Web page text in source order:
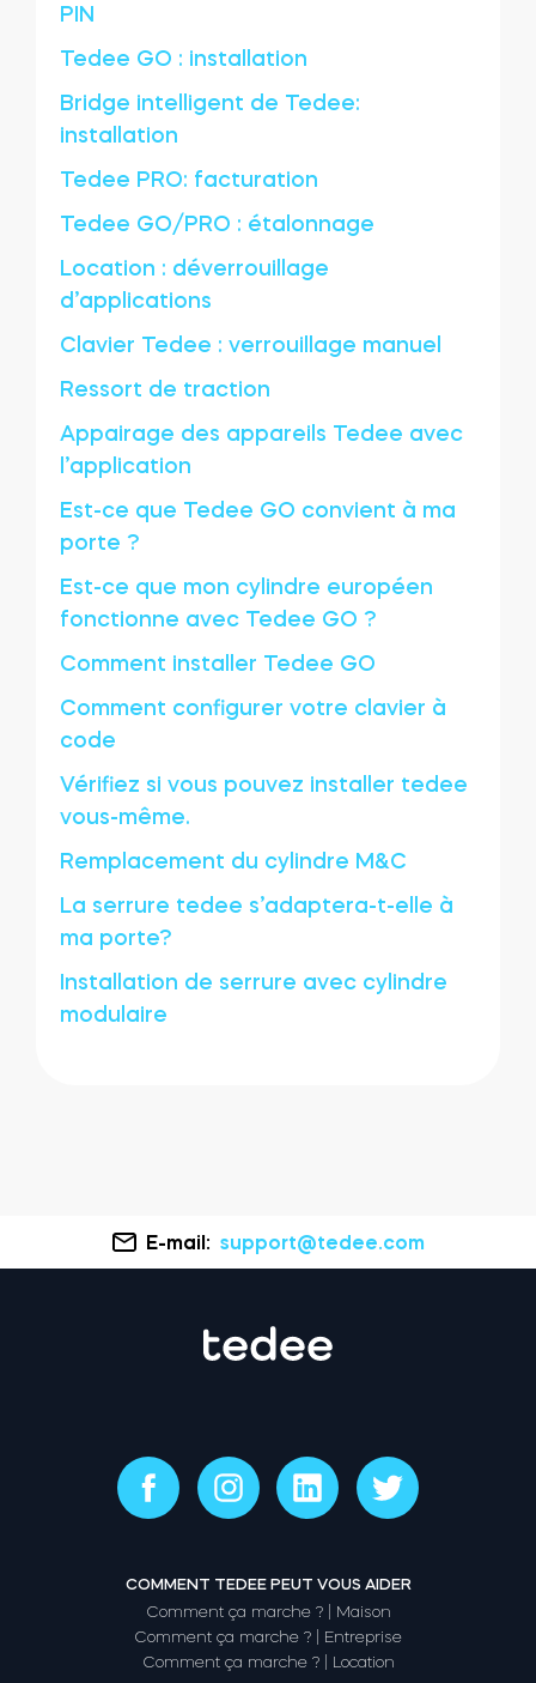
PIN
Tedee GO : installation
Bridge intelligent de Tedee:
installation
Tedee PRO: facturation
Tedee GO/PRO : étalonnage
Location : déverrouillage
d’applications
Clavier Tedee : verrouillage manuel
Ressort de traction
Appairage des appareils Tedee avec
l’application
Est-ce que Tedee GO convient à ma
porte ?
Est-ce que mon cylindre européen
fonctionne avec Tedee GO ?
Comment installer Tedee GO
Comment configurer votre clavier à
code
Vérifiez si vous pouvez installer tedee
vous-même.
Remplacement du cylindre M&C
La serrure tedee s’adaptera-t-elle à
ma porte?
Installation de serrure avec cylindre
modulaire
E-mail: support@tedee.com
COMMENT TEDEE PEUT VOUS AIDER
Comment ça marche ? | Maison
Comment ça marche ? | Entreprise
Comment ça marche ? | Location